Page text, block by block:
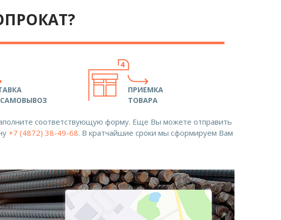
ПРИЕМКА
ТОВАРА
соответствующую форму. Еще Вы можете отправить
+7 (4872) 38-49-68. В кратчайшие сроки мы сформируем Вам